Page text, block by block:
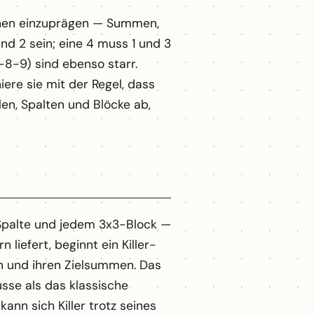
einzuprägen — Summen,
2 sein; eine 4 muss 1 und 3
8-9) sind ebenso starr.
sie mit der Regel, dass
Spalten und Blöcke ab,
und jedem 3x3-Block —
liefert, beginnt ein Killer-
ihren Zielsummen. Das
als das klassische
sich Killer trotz seines